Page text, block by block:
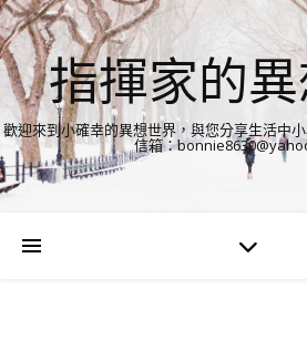
指揮家的
歡迎來到小確幸的異想世界，與您分享生活中
信箱：